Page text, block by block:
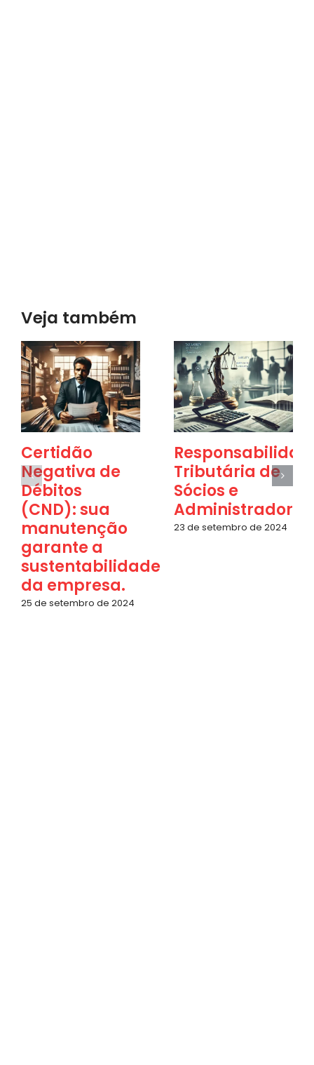
Veja também
Certidão
Negativa de
Débitos
(CND): sua
manutenção
garante a
sustentabilidade
da empresa.
25 de setembro de 2024
Tributária de
Sócios e
Administradores
23 de setembro de 2024